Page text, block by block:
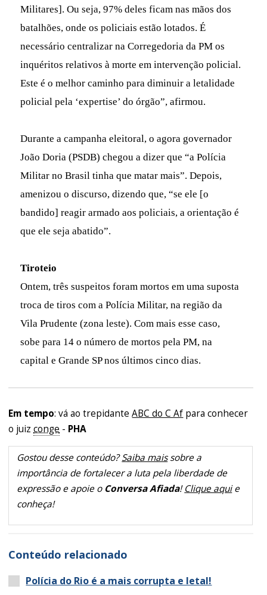
Militares]. Ou seja, 97% deles ficam nas mãos dos
batalhões, onde os policiais estão lotados. É
necessário centralizar na Corregedoria da PM os
inquéritos relativos à morte em intervenção policial.
Este é o melhor caminho para diminuir a letalidade
policial pela ‘expertise’ do órgão”, afirmou.
Durante a campanha eleitoral, o agora governador
João Doria (PSDB) chegou a dizer que “a Polícia
Militar no Brasil tinha que matar mais”. Depois,
amenizou o discurso, dizendo que, “se ele [o
bandido] reagir armado aos policiais, a orientação é
que ele seja abatido”.
Tiroteio
Ontem, três suspeitos foram mortos em uma suposta
troca de tiros com a Polícia Militar, na região da
Vila Prudente (zona leste). Com mais esse caso,
sobe para 14 o número de mortos pela PM, na
capital e Grande SP nos últimos cinco dias.
Em tempo: vá ao trepidanteABC do C Af para conhecer
o juizconge - PHA
Gostou desse conteúdo?Saiba maissobre a
importância de fortalecer a luta pela liberdade de
expressão e apoie o Conversa Afiada!Clique aquie
conheça!
Conteúdo relacionado
Polícia do Rio é a mais corrupta e letal!